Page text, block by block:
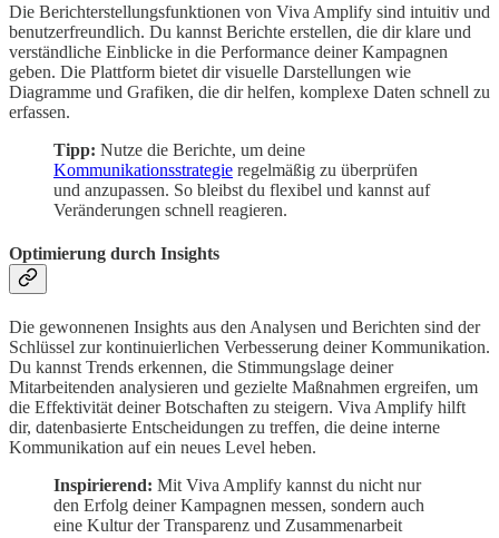
Die Berichterstellungsfunktionen von Viva Amplify sind intuitiv und
benutzerfreundlich. Du kannst Berichte erstellen, die dir klare und
verständliche Einblicke in die Performance deiner Kampagnen
geben. Die Plattform bietet dir visuelle Darstellungen wie
Diagramme und Grafiken, die dir helfen, komplexe Daten schnell zu
erfassen.
Tipp: Nutze die Berichte, um deine
Kommunikationsstrategie regelmäßig zu überprüfen
und anzupassen. So bleibst du flexibel und kannst auf
Veränderungen schnell reagieren.
Optimierung durch Insights
Die gewonnenen Insights aus den Analysen und Berichten sind der
Schlüssel zur kontinuierlichen Verbesserung deiner Kommunikation.
Du kannst Trends erkennen, die Stimmungslage deiner
Mitarbeitenden analysieren und gezielte Maßnahmen ergreifen, um
die Effektivität deiner Botschaften zu steigern. Viva Amplify hilft
dir, datenbasierte Entscheidungen zu treffen, die deine interne
Kommunikation auf ein neues Level heben.
Inspirierend: Mit Viva Amplify kannst du nicht nur
den Erfolg deiner Kampagnen messen, sondern auch
eine Kultur der Transparenz und Zusammenarbeit